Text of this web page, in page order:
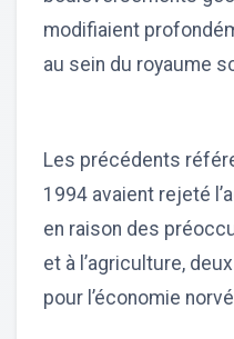
modifiaient
au sein du royaume
Les précédents
1994 avaient rejeté
en raison des
et à l’agriculture,
pour l’économie